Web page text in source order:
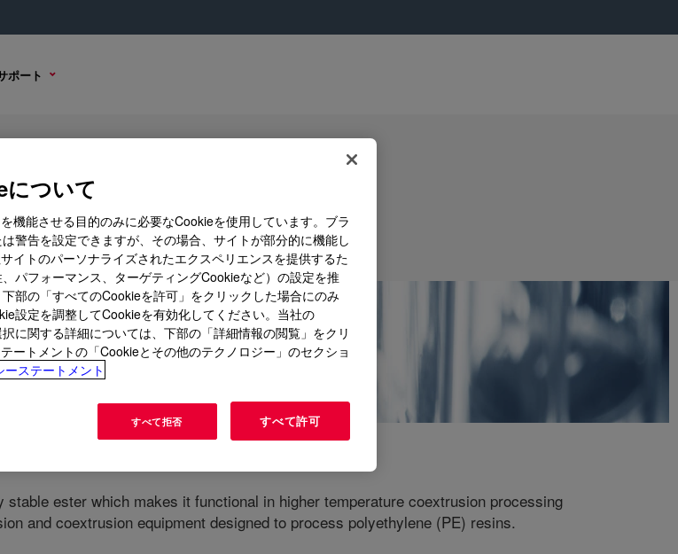
ポート
ester which makes it functional in higher temperature coextrusion processing
and coextrusion equipment designed to process polyethylene (PE) resins.
ついて
機能させる目的のみに必要なCookieを使用しています。ブラ
警告を設定できますが、その場合、サイトが部分的に機能し
イトのパーソナライズされたエクスペリエンスを提供するた
パフォーマンス、ターゲティングCookieなど）の設定を推
部の「すべてのCookieを許可」をクリックした場合にのみ
設定を調整してCookieを有効化してください。当社の
に関する詳細については、下部の「詳細情報の閲覧」をクリ
ートメントの「Cookieとその他のテクノロジー」のセクショ
ーステートメント
すべて拒否 すべて許可